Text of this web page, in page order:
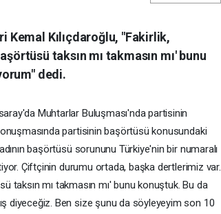
Kemal Kılıçdaroğlu, "Fakirlik,
taksın mı takmasın mı' bunu
dedi.
Muhtarlar Buluşması'nda partisinin
partisinin başörtüsü konusundaki
başörtüsü sorununu Türkiye'nin bir numaralı
Çiftçinin durumu ortada, başka dertlerimiz var.
taksın mı takmasın mı' bunu konuştuk. Bu da
diyeceğiz. Ben size şunu da söyleyeyim son 10